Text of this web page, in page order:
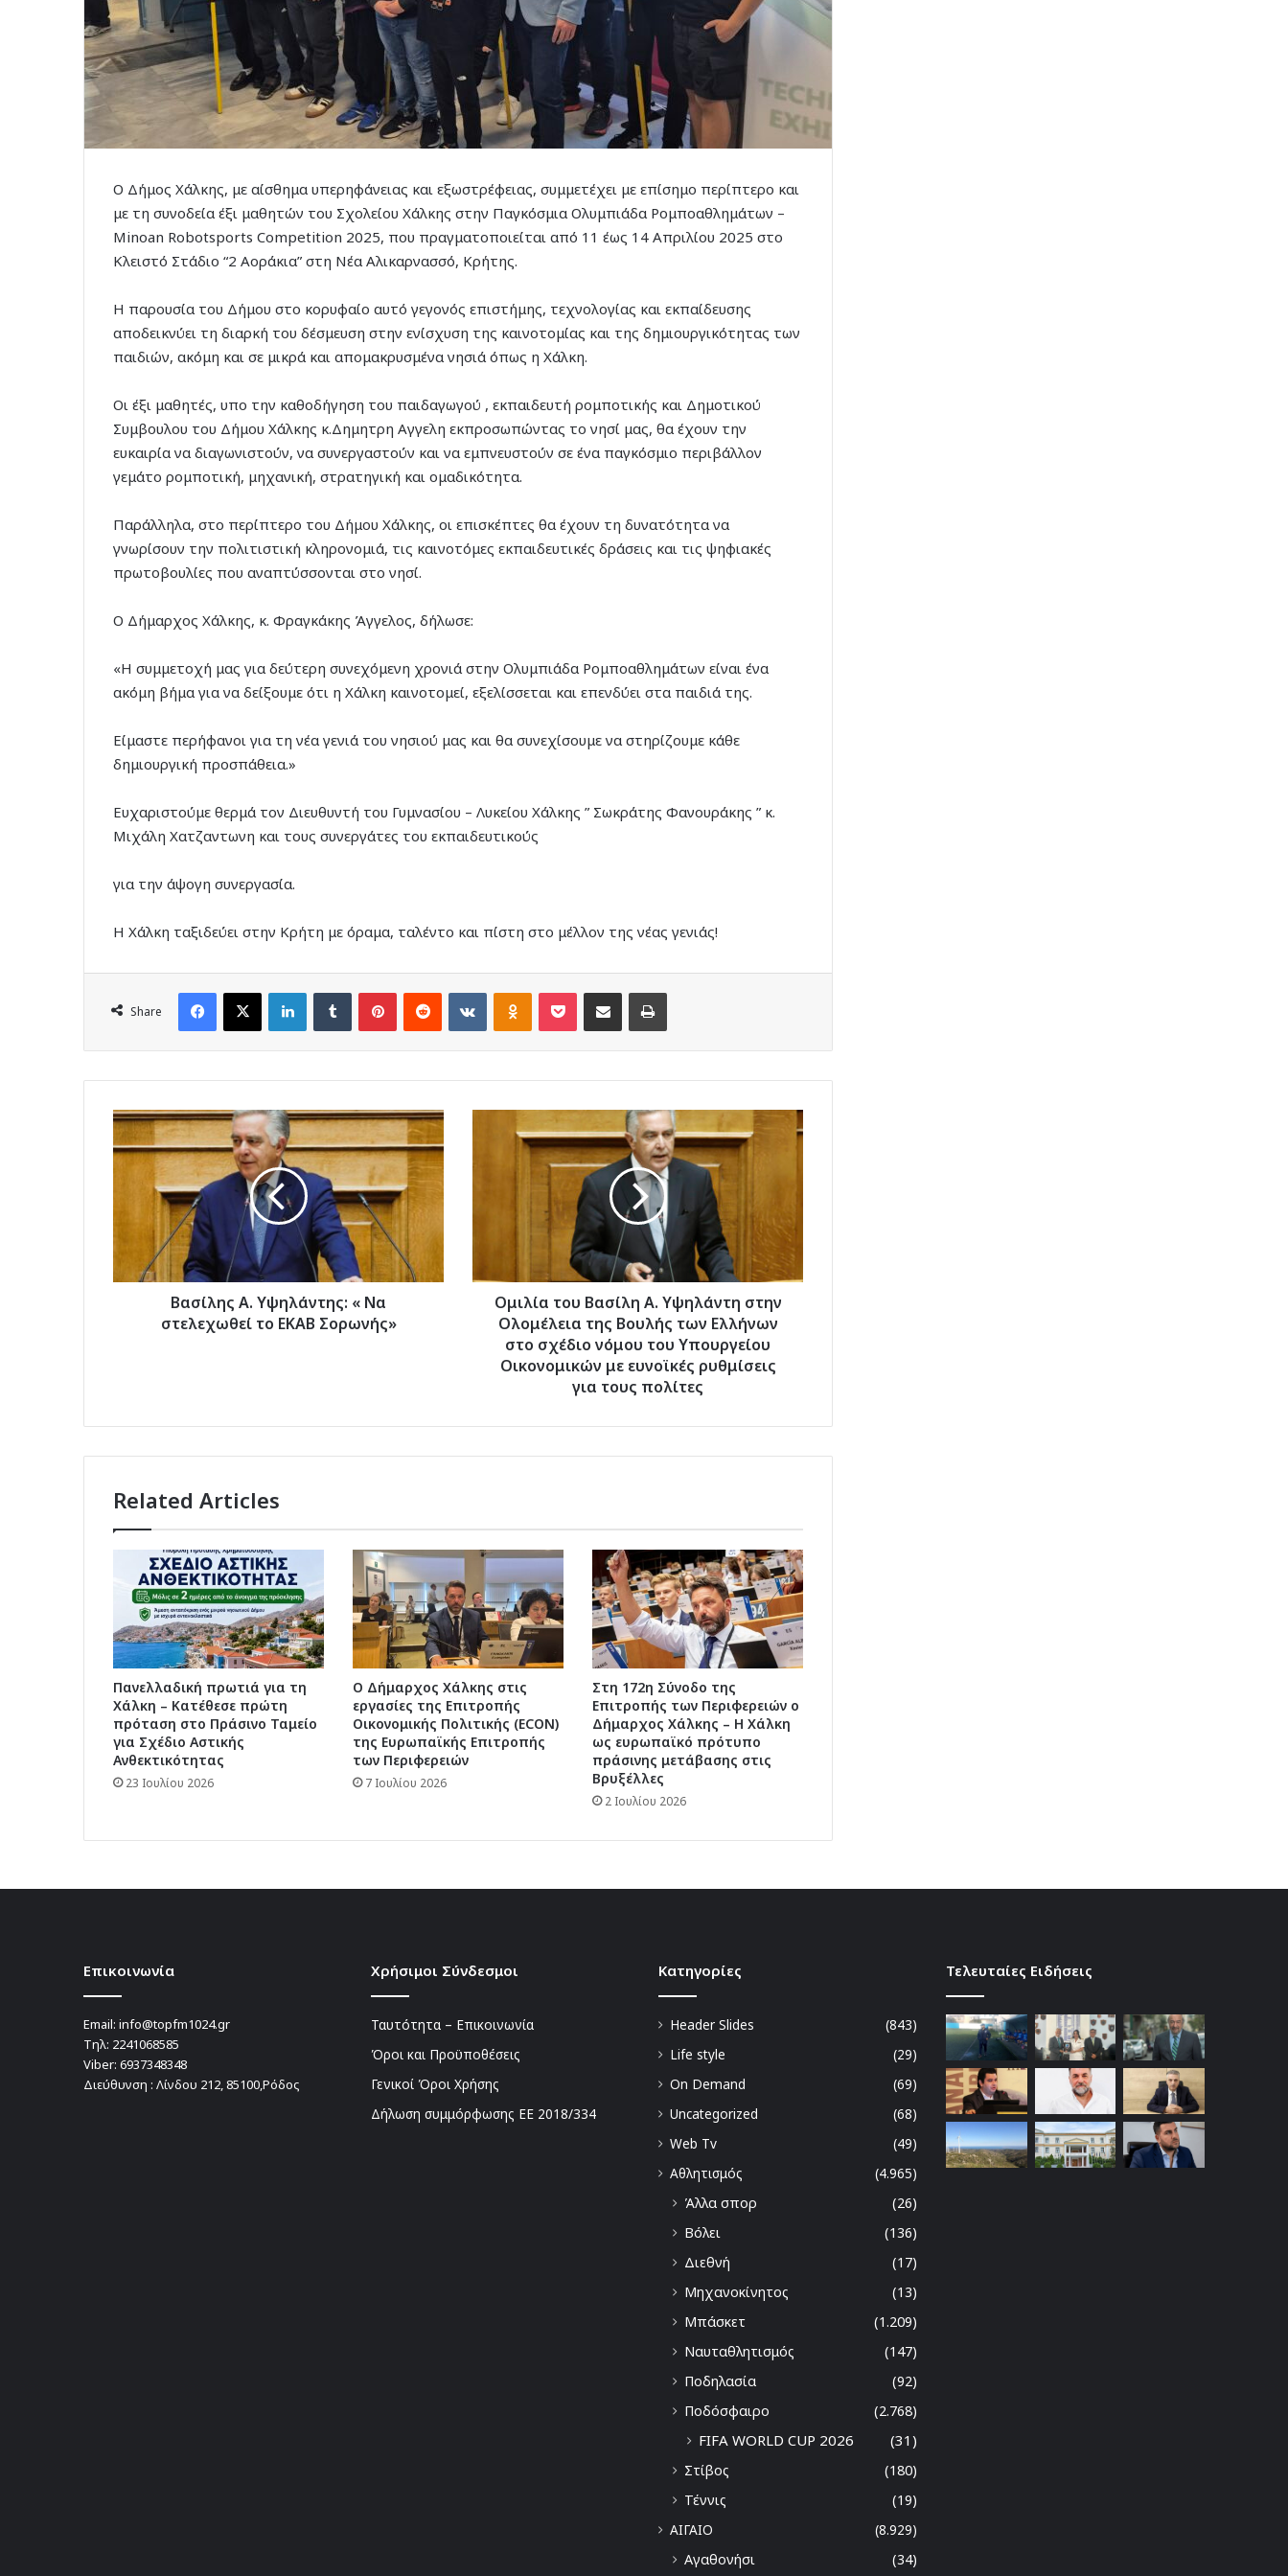
Ο Δήμος Χάλκης, με αίσθημα υπερηφάνειας και εξωστρέφειας, συμμετέχει με επίσημο περίπτερο και
με τη συνοδεία έξι μαθητών του Σχολείου Χάλκης στην Παγκόσμια Ολυμπιάδα Ρομποαθλημάτων –
Minoan Robotsports Competition 2025, που πραγματοποιείται από 11 έως 14 Απριλίου 2025 στο
Κλειστό Στάδιο “2 Αοράκια” στη Νέα Αλικαρνασσό, Κρήτης.
Η παρουσία του Δήμου στο κορυφαίο αυτό γεγονός επιστήμης, τεχνολογίας και εκπαίδευσης
αποδεικνύει τη διαρκή του δέσμευση στην ενίσχυση της καινοτομίας και της δημιουργικότητας των
παιδιών, ακόμη και σε μικρά και απομακρυσμένα νησιά όπως η Χάλκη.
Οι έξι μαθητές, υπο την καθοδήγηση του παιδαγωγού , εκπαιδευτή ρομποτικής και Δημοτικού
Συμβουλου του Δήμου Χάλκης κ.Δημητρη Αγγελη εκπροσωπώντας το νησί μας, θα έχουν την
ευκαιρία να διαγωνιστούν, να συνεργαστούν και να εμπνευστούν σε ένα παγκόσμιο περιβάλλον
γεμάτο ρομποτική, μηχανική, στρατηγική και ομαδικότητα.
Παράλληλα, στο περίπτερο του Δήμου Χάλκης, οι επισκέπτες θα έχουν τη δυνατότητα να
γνωρίσουν την πολιτιστική κληρονομιά, τις καινοτόμες εκπαιδευτικές δράσεις και τις ψηφιακές
πρωτοβουλίες που αναπτύσσονται στο νησί.
Ο Δήμαρχος Χάλκης, κ. Φραγκάκης Άγγελος, δήλωσε:
«Η συμμετοχή μας για δεύτερη συνεχόμενη χρονιά στην Ολυμπιάδα Ρομποαθλημάτων είναι ένα
ακόμη βήμα για να δείξουμε ότι η Χάλκη καινοτομεί, εξελίσσεται και επενδύει στα παιδιά της.
Είμαστε περήφανοι για τη νέα γενιά του νησιού μας και θα συνεχίσουμε να στηρίζουμε κάθε
δημιουργική προσπάθεια.»
Ευχαριστούμε θερμά τον Διευθυντή του Γυμνασίου – Λυκείου Χάλκης ” Σωκράτης Φανουράκης ” κ.
Μιχάλη Χατζαντωνη και τους συνεργάτες του εκπαιδευτικούς
για την άψογη συνεργασία.
Η Χάλκη ταξιδεύει στην Κρήτη με όραμα, ταλέντο και πίστη στο μέλλον της νέας γενιάς!
Share
Facebook
X LinkedInTumblr PinterestReddit VKontakteOdnoklassniki
Pocket Share via Email Print
Βασίλης
Υψηλάντης:
στελεχωθεί
ΕΚΑΒ
Σορωνής»
Βασίλης Α. Υψηλάντης: « Να
στελεχωθεί το ΕΚΑΒ Σορωνής»
Βουλής
Ελλήνων
σχέδιο
με
πολίτες
Ομιλία του Βασίλη Α. Υψηλάντη στην
Ολομέλεια της Βουλής των Ελλήνων
στο σχέδιο νόμου του Υπουργείου
Οικονομικών με ευνοϊκές ρυθμίσεις
για τους πολίτες
Related Articles
Πανελλαδική πρωτιά για τη
Χάλκη – Κατέθεσε πρώτη
πρόταση στο Πράσινο Ταμείο
για Σχέδιο Αστικής
Ανθεκτικότητας
23 Ιουλίου 2026
Ο Δήμαρχος Χάλκης στις
εργασίες της Επιτροπής
Οικονομικής Πολιτικής (ECON)
της Ευρωπαϊκής Επιτροπής
των Περιφερειών
7 Ιουλίου 2026
Στη 172η Σύνοδο της
Επιτροπής των Περιφερειών ο
Δήμαρχος Χάλκης – Η Χάλκη
ως ευρωπαϊκό πρότυπο
πράσινης μετάβασης στις
Βρυξέλλες
2 Ιουλίου 2026
Επικοινωνία
Email: info@topfm1024.gr
Τηλ: 2241068585
Viber: 6937348348
Διεύθυνση : Λίνδου 212, 85100,Ρόδος
Χρήσιμοι Σύνδεσμοι
Ταυτότητα – Επικοινωνία
Όροι και Προϋποθέσεις
Γενικοί Όροι Χρήσης
Δήλωση συμμόρφωσης ΕΕ 2018/334
Kατηγορίες
Header Slides
(843)
Life style
(29)
On Demand
(69)
Uncategorized
(68)
Web Tv
(49)
Αθλητισμός
(4.965)
Άλλα σπορ
(26)
Βόλει
(136)
Διεθνή
(17)
Μηχανοκίνητος
(13)
Μπάσκετ
(1.209)
Ναυταθλητισμός
(147)
Ποδηλασία
(92)
Ποδόσφαιρο
(2.768)
FIFA WORLD CUP 2026 (31)
Στίβος
(180)
Τέννις
(19)
ΑΙΓΑΙΟ
(8.929)
Αγαθονήσι
(34)
Τελευταίες Ειδήσεις